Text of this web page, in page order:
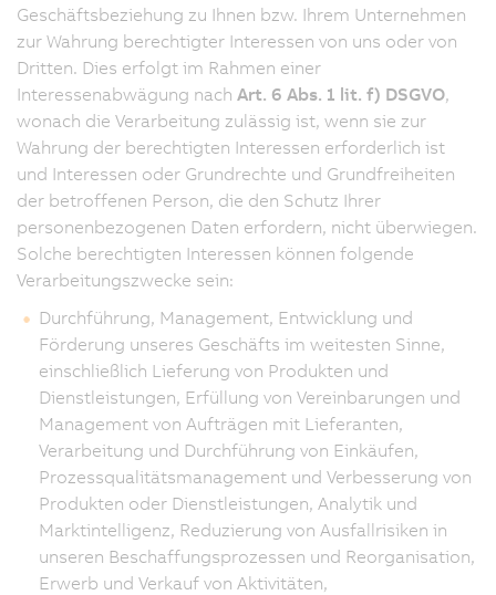
Geschäftsbeziehung zu Ihnen bzw. Ihrem Unternehmen
zur Wahrung berechtigter Interessen von uns oder von
Dritten. Dies erfolgt im Rahmen einer
Interessenabwägung nach Art. 6 Abs. 1 lit. f) DSGVO,
wonach die Verarbeitung zulässig ist, wenn sie zur
Wahrung der berechtigten Interessen erforderlich ist
und Interessen oder Grundrechte und Grundfreiheiten
der betroffenen Person, die den Schutz Ihrer
personenbezogenen Daten erfordern, nicht überwiegen.
Solche berechtigten Interessen können folgende
Verarbeitungszwecke sein:
Durchführung, Management, Entwicklung und
Förderung unseres Geschäfts im weitesten Sinne,
einschließlich Lieferung von Produkten und
Dienstleistungen, Erfüllung von Vereinbarungen und
Management von Aufträgen mit Lieferanten,
Verarbeitung und Durchführung von Einkäufen,
Prozessqualitätsmanagement und Verbesserung von
Produkten oder Dienstleistungen, Analytik und
Marktintelligenz, Reduzierung von Ausfallrisiken in
unseren Beschaffungsprozessen und Reorganisation,
Erwerb und Verkauf von Aktivitäten,